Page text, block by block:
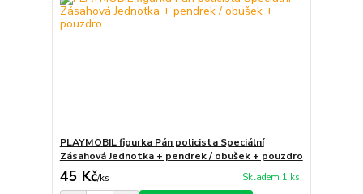
PLAYMOBIL figurka Pán policista Speciální
Zásahová Jednotka + pendrek / obušek + pouzdro
45 Kč/ks Skladem 1 ks